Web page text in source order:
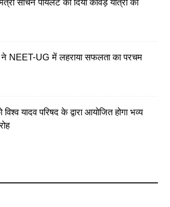
सचिन पायलट को दिया कावड़ यात्रा का
ने NEET-UG में लहराया सफलता का परचम
यादव परिषद के द्वारा आयोजित होगा भव्य